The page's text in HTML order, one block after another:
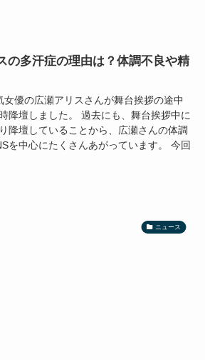
の多汗症の理由は？体調不良や精
優の広瀬アリスさんが舞台挨拶の途中
降壇しました。 過去にも、舞台挨拶中に
降壇していることから、広瀬さんの体調
を中心にたくさんあがっています。 今回
ニュース